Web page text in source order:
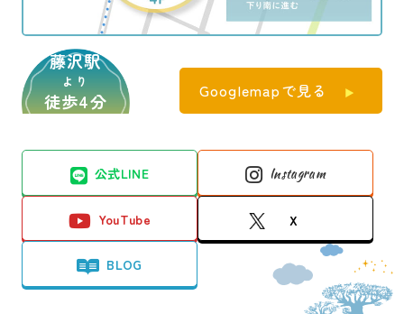
藤沢駅
より
徒歩4分 Googlemapで見る
公式LINE Instagram
YouTube X
BLOG